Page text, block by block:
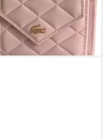
cm (nidus)
84,00 €
lieferbar - in 2-3 Werktagen bei dir